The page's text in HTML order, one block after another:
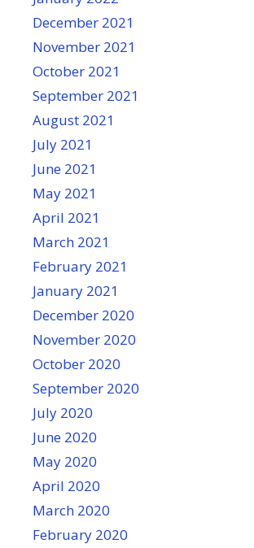
December 2021
November 2021
October 2021
September 2021
August 2021
July 2021
June 2021
May 2021
April 2021
March 2021
February 2021
January 2021
December 2020
November 2020
October 2020
September 2020
July 2020
June 2020
May 2020
April 2020
March 2020
February 2020